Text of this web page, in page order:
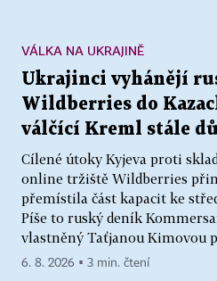
Ukrajinci vyhánějí
Wildberries do
válčící Kreml stále
Cílené útoky Kyjeva proti
online tržiště Wildberries
přemístila část kapacit ke
Píše to ruský deník
vlastněný Taťjanou Kimovou
VÁLKA NA UKRAJINĚ
6. 8. 2026 ▪ 3 min. čtení